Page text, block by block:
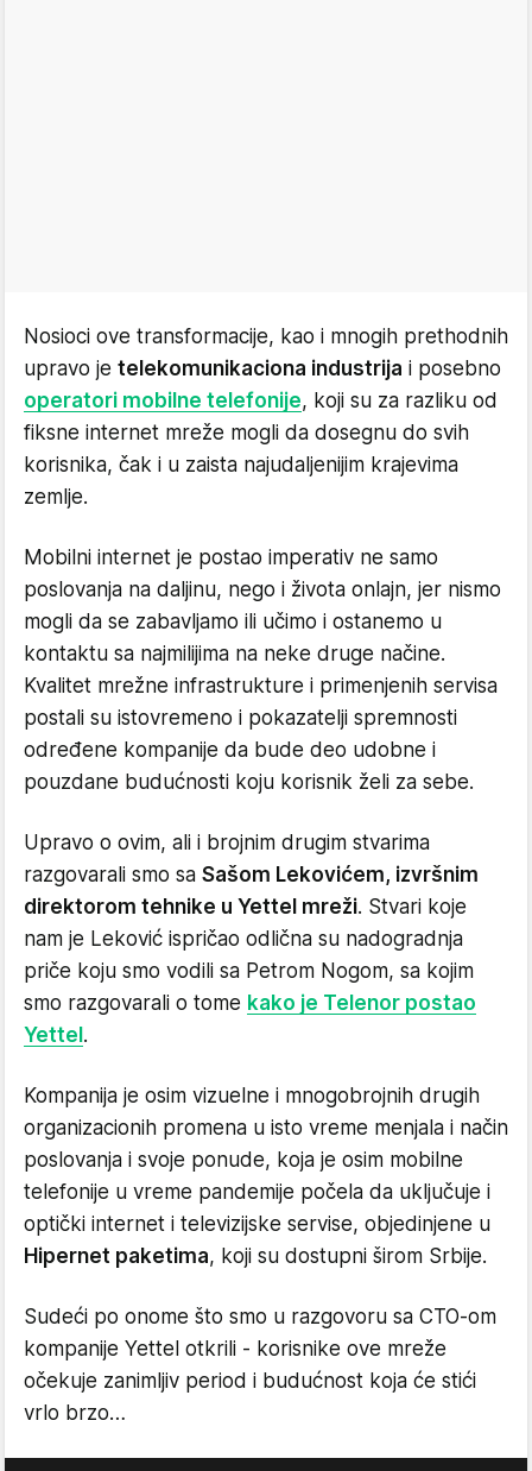
Nosioci ove transformacije, kao i mnogih prethodnih
upravo je telekomunikaciona industrija i posebno
operatori mobilne telefonije, koji su za razliku od
fiksne internet mreže mogli da dosegnu do svih
korisnika, čak i u zaista najudaljenijim krajevima
zemlje.
Mobilni internet je postao imperativ ne samo
poslovanja na daljinu, nego i života onlajn, jer nismo
mogli da se zabavljamo ili učimo i ostanemo u
kontaktu sa najmilijima na neke druge načine.
Kvalitet mrežne infrastrukture i primenjenih servisa
postali su istovremeno i pokazatelji spremnosti
određene kompanije da bude deo udobne i
pouzdane budućnosti koju korisnik želi za sebe.
Upravo o ovim, ali i brojnim drugim stvarima
razgovarali smo sa Sašom Lekovićem, izvršnim
direktorom tehnike u Yettel mreži. Stvari koje
nam je Leković ispričao odlična su nadogradnja
priče koju smo vodili sa Petrom Nogom, sa kojim
smo razgovarali o tome kako je Telenor postao
Yettel.
Kompanija je osim vizuelne i mnogobrojnih drugih
organizacionih promena u isto vreme menjala i način
poslovanja i svoje ponude, koja je osim mobilne
telefonije u vreme pandemije počela da uključuje i
optički internet i televizijske servise, objedinjene u
Hipernet paketima, koji su dostupni širom Srbije.
Sudeći po onome što smo u razgovoru sa CTO-om
kompanije Yettel otkrili - korisnike ove mreže
očekuje zanimljiv period i budućnost koja će stići
vrlo brzo…